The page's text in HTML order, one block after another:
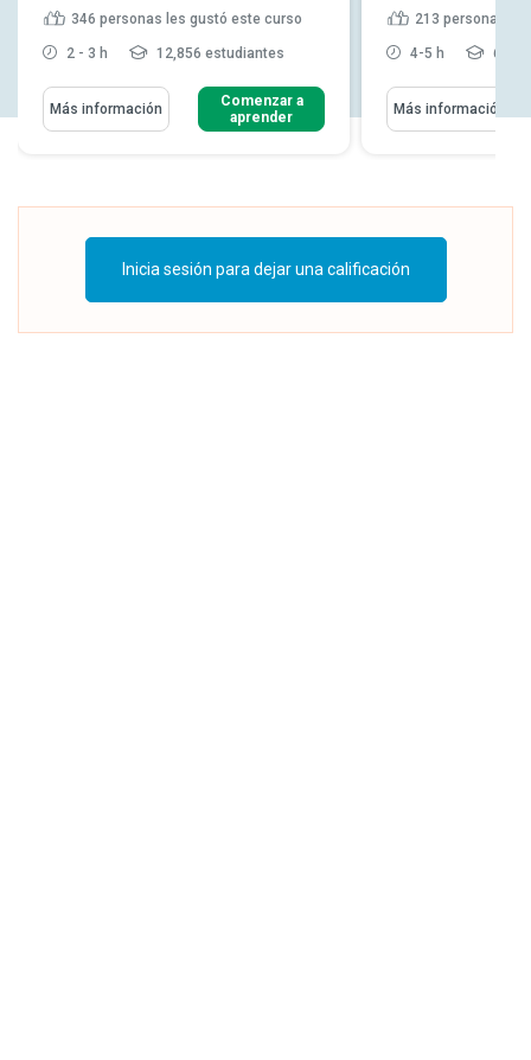
346 personas les gustó este curso
2 - 3 h 12,856 estudiantes
Más información
Comenzar a
aprender
213 personas
4-5 h
Más información
Inicia sesión para dejar una calificación